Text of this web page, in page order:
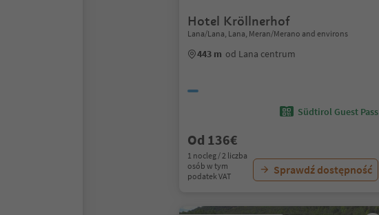
Hotel Kröllnerhof
Lana/Lana, Lana, Meran/Merano and environs
443 m od Lana centrum
Südtirol Guest Pass
Od 136€
1 nocleg / 2 liczba
osób w tym
podatek VAT
Sprawdź dostępność